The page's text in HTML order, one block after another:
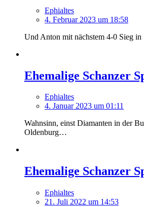
Ephialtes
4. Februar 2023 um 18:58
Und Anton mit nächstem 4-0 Sieg in
Ehemalige Schanzer
Ephialtes
4. Januar 2023 um 01:11
Wahnsinn, einst Diamanten in der
Oldenburg…
Ehemalige Schanzer
Ephialtes
21. Juli 2022 um 14:53